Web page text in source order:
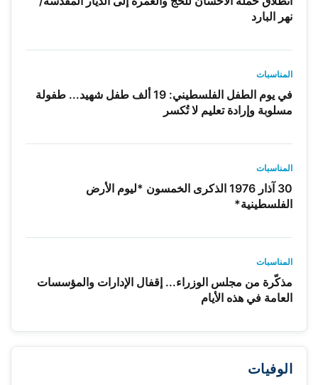
نهر البارد
المناسبات
في يوم الطفل الفلسطيني: 19 ألف طفل شهيد... طفولة
مسلوبة وإرادة تعليم لا تُكسر
المناسبات
30 آذار 1976 الذكرى الخمسون *ليوم الأرض
الفلسطينية*
المناسبات
مذكّرة من مجلس الوزراء... إقفال الإدارات والمؤسسات
العامة في هذه الأيام
الوفيات